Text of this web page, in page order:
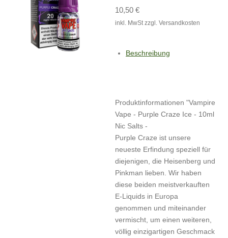
10,50 €
inkl. MwSt zzgl. Versandkosten
Beschreibung
Produktinformationen "Vampire
Vape - Purple Craze Ice - 10ml
Nic Salts -
Purple Craze ist unsere
neueste Erfindung speziell für
diejenigen, die Heisenberg und
Pinkman lieben. Wir haben
diese beiden meistverkauften
E-Liquids in Europa
genommen und miteinander
vermischt, um einen weiteren,
völlig einzigartigen Geschmack